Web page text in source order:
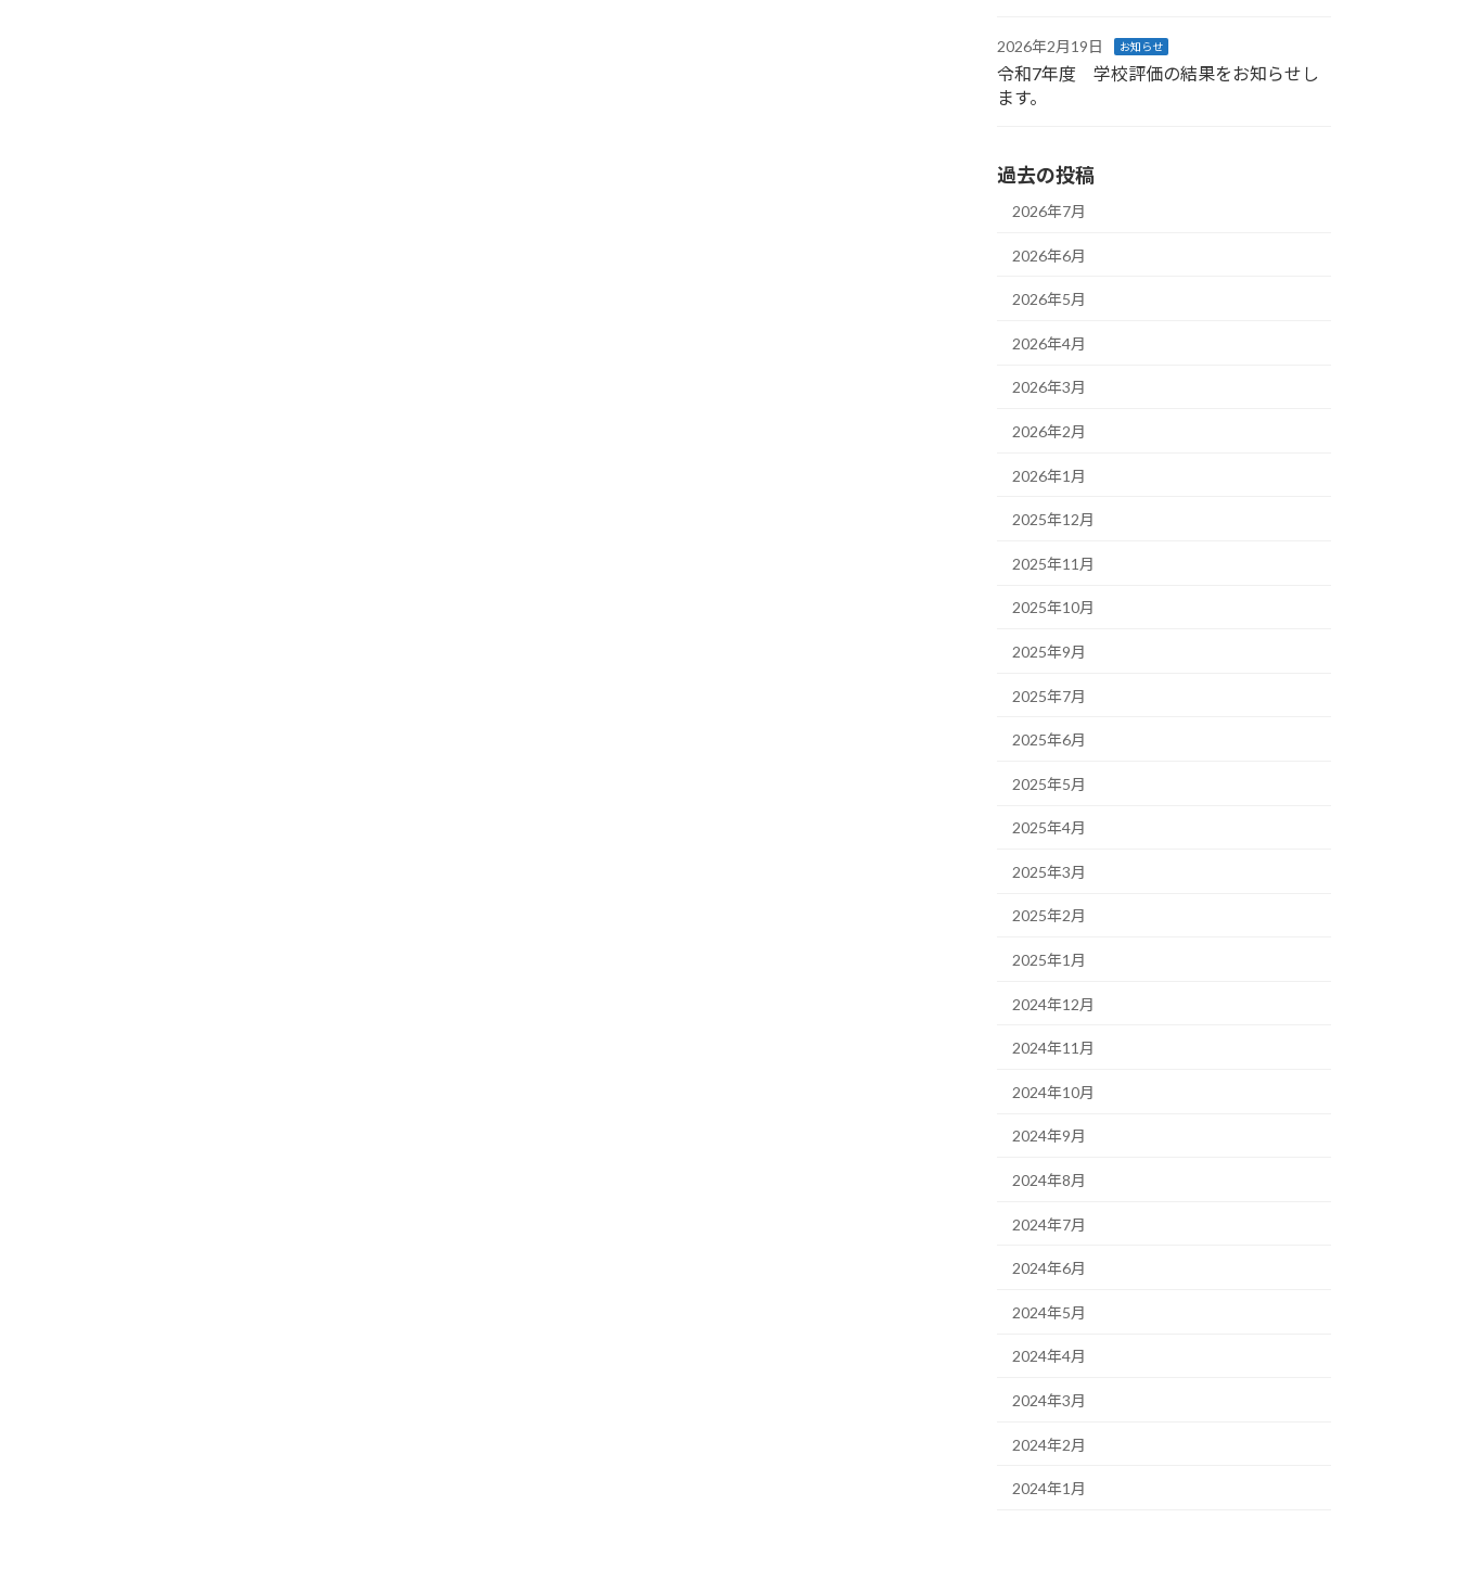
2026年2月19日 お知らせ
令和7年度 学校評価の結果をお知らせし
ます。
過去の投稿
2026年7月
2026年6月
2026年5月
2026年4月
2026年3月
2026年2月
2026年1月
2025年12月
2025年11月
2025年10月
2025年9月
2025年7月
2025年6月
2025年5月
2025年4月
2025年3月
2025年2月
2025年1月
2024年12月
2024年11月
2024年10月
2024年9月
2024年8月
2024年7月
2024年6月
2024年5月
2024年4月
2024年3月
2024年2月
2024年1月